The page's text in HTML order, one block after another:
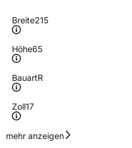
Breite215
Höhe65
BauartR
Zoll17
Geschwindigkeitsindex
mehr anzeigen